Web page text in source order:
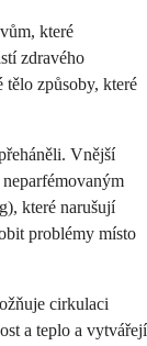
které
zdravého
tělo způsoby, které
Vnější
které narušují
problémy místo
cirkulaci
a teplo a vytvářejí